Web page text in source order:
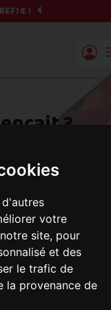
votre
site, pour
et des
le trafic de
la provenance de
€ !
& you
?